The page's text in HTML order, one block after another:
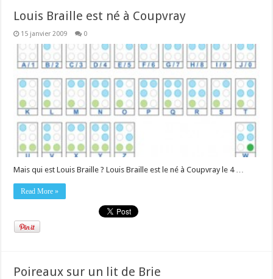
Louis Braille est né à Coupvray
15 janvier 2009 0
Mais qui est Louis Braille ? Louis Braille est le né à Coupvray le 4 …
Read More »
Poireaux sur un lit de Brie